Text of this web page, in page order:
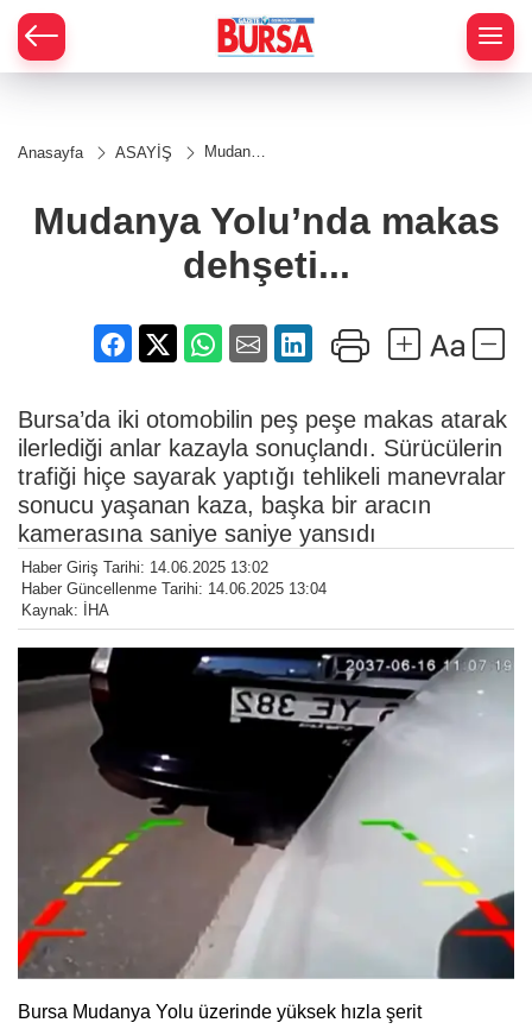
Anasayfa ASAYİŞ
Mudanya
dehşeti...
Mudanya Yolu’nda makas
dehşeti...
Bursa’da iki otomobilin peş peşe makas atarak
ilerlediği anlar kazayla sonuçlandı. Sürücülerin
trafiği hiçe sayarak yaptığı tehlikeli manevralar
sonucu yaşanan kaza, başka bir aracın
kamerasına saniye saniye yansıdı
Haber Giriş Tarihi: 14.06.2025 13:02
Haber Güncellenme Tarihi: 14.06.2025 13:04
Kaynak: İHA
Bursa Mudanya Yolu üzerinde yüksek hızla şerit